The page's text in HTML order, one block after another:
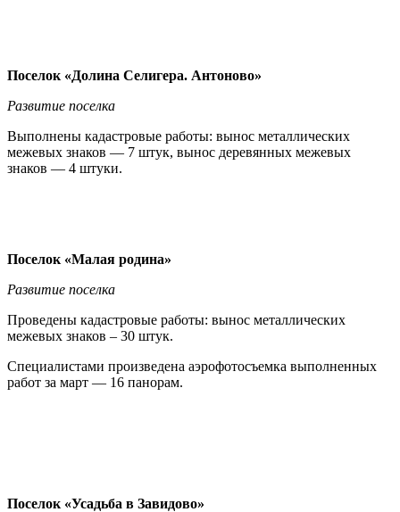
Поселок «Долина Селигера. Антоново»
Развитие поселка
Выполнены кадастровые работы: вынос металлических
межевых знаков — 7 штук, вынос деревянных межевых
знаков — 4 штуки.
Поселок «Малая родина»
Развитие поселка
Проведены кадастровые работы: вынос металлических
межевых знаков – 30 штук.
Специалистами произведена аэрофотосъемка выполненных
работ за март — 16 панорам.
Поселок «Усадьба в Завидово»